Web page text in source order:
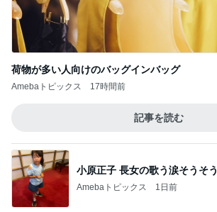
荷物が多い人向けのバッグインバッグ
Amebaトピックス 17時間前
記事を読む
小原正子 長女の歌う涙そうそう
Amebaトピックス 1日前